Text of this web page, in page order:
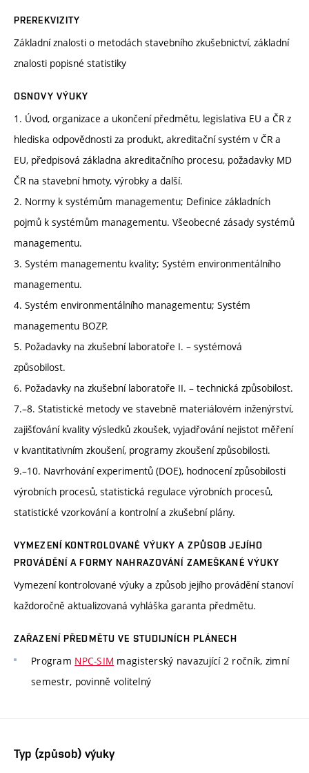
PREREKVIZITY
Základní znalosti o metodách stavebního zkušebnictví, základní
znalosti popisné statistiky
OSNOVY VÝUKY
1. Úvod, organizace a ukončení předmětu, legislativa EU a ČR z
hlediska odpovědnosti za produkt, akreditační systém v ČR a
EU, předpisová základna akreditačního procesu, požadavky MD
ČR na stavební hmoty, výrobky a další.
2. Normy k systémům managementu; Definice základních
pojmů k systémům managementu. Všeobecné zásady systémů
managementu.
3. Systém managementu kvality; Systém environmentálního
managementu.
4. Systém environmentálního managementu; Systém
managementu BOZP.
5. Požadavky na zkušební laboratoře I. – systémová
způsobilost.
6. Požadavky na zkušební laboratoře II. – technická způsobilost.
7.–8. Statistické metody ve stavebně materiálovém inženýrství,
zajišťování kvality výsledků zkoušek, vyjadřování nejistot měření
v kvantitativním zkoušení, programy zkoušení způsobilosti.
9.–10. Navrhování experimentů (DOE), hodnocení způsobilosti
výrobních procesů, statistická regulace výrobních procesů,
statistické vzorkování a kontrolní a zkušební plány.
VYMEZENÍ KONTROLOVANÉ VÝUKY A ZPŮSOB JEJÍHO
PROVÁDĚNÍ A FORMY NAHRAZOVÁNÍ ZAMEŠKANÉ VÝUKY
Vymezení kontrolované výuky a způsob jejího provádění stanoví
každoročně aktualizovaná vyhláška garanta předmětu.
ZAŘAZENÍ PŘEDMĚTU VE STUDIJNÍCH PLÁNECH
Program NPC-SIM magisterský navazující 2 ročník, zimní
semestr, povinně volitelný
Typ (způsob) výuky